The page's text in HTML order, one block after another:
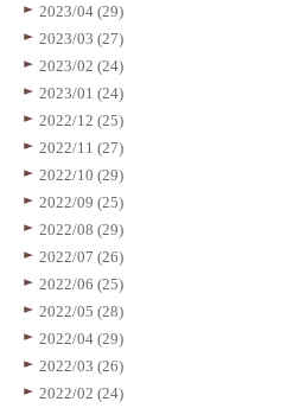
2023/04 (29)
2023/03 (27)
2023/02 (24)
2023/01 (24)
2022/12 (25)
2022/11 (27)
2022/10 (29)
2022/09 (25)
2022/08 (29)
2022/07 (26)
2022/06 (25)
2022/05 (28)
2022/04 (29)
2022/03 (26)
2022/02 (24)